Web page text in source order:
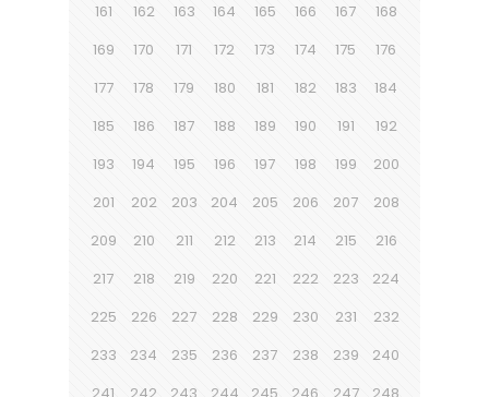
161
162 163 164 165 166 167
168
169
170 171 172 173 174 175
176
177
178 179 180 181 182 183
184
185
186 187 188 189 190 191
192
193
194 195 196 197 198 199
200
201
202 203 204 205 206 207
208
209
210 211 212 213 214 215
216
217
218 219 220 221 222 223
224
225
226 227 228 229 230 231
232
233
234 235 236 237 238 239
240